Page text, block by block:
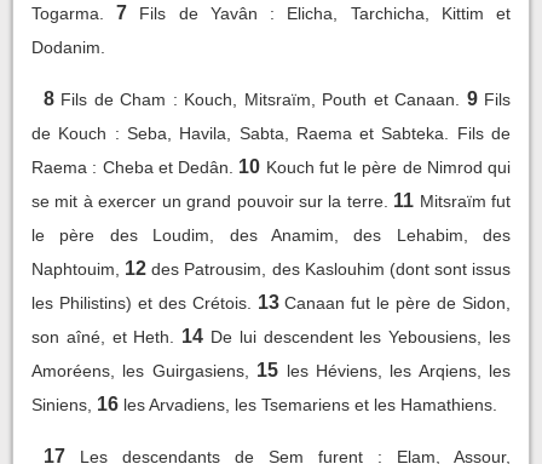
Togarma.
7
Fils de Yavân : Elicha, Tarchicha, Kittim et
Dodanim.
8 Fils de Cham : Kouch, Mitsraïm, Pouth et Canaan. 9 Fils
de Kouch : Seba, Havila, Sabta, Raema et Sabteka. Fils de
Raema : Cheba et Dedân.
10 Kouch fut le père de Nimrod qui
se mit à exercer un grand pouvoir sur la terre. 11 Mitsraïm fut
le père des Loudim, des Anamim, des Lehabim, des
Naphtouim,
12 des Patrousim, des Kaslouhim (dont sont issus
les Philistins) et des Crétois.
13 Canaan fut le père de Sidon,
son aîné, et Heth.
14 De lui descendent les Yebousiens, les
Amoréens, les Guirgasiens,
15 les Héviens, les Arqiens, les
Siniens, 16 les Arvadiens, les Tsemariens et les Hamathiens.
17
Les descendants de Sem furent : Elam, Assour,